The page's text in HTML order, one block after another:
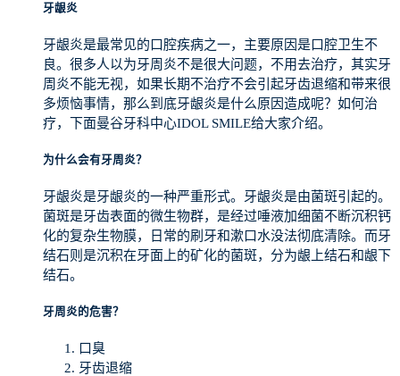
牙龈炎
牙龈炎是最常见的口腔疾病之一，主要原因是口腔卫生不
良。很多人以为牙周炎不是很大问题，不用去治疗，其实牙
周炎不能无视，如果长期不治疗不会引起牙齿退缩和带来很
多烦恼事情，那么到底牙龈炎是什么原因造成呢？如何治
疗，下面曼谷牙科中心IDOL SMILE给大家介绍。
为什么会有牙周炎？
牙龈炎是牙龈炎的一种严重形式。牙龈炎是由菌斑引起的。
菌斑是牙齿表面的微生物群，是经过唾液加细菌不断沉积钙
化的复杂生物膜，日常的刷牙和漱口水没法彻底清除。而牙
结石则是沉积在牙面上的矿化的菌斑，分为龈上结石和龈下
结石。
牙周炎的危害？
口臭
牙齿退缩